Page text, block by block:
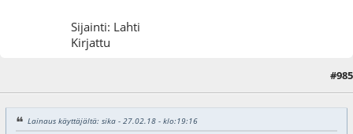
Sijainti: Lahti
Kirjattu
#985
Lainaus käyttäjältä: sika - 27.02.18 - klo:19:16